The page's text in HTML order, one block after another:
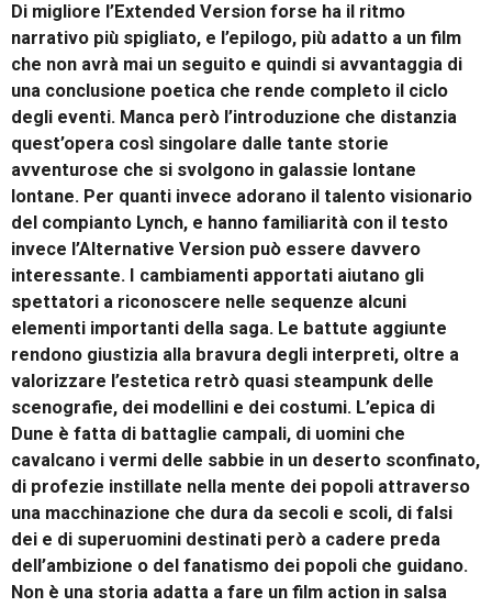
Di migliore l’Extended Version forse ha il ritmo
narrativo più spigliato, e l’epilogo, più adatto a un film
che non avrà mai un seguito e quindi si avvantaggia di
una conclusione poetica che rende completo il ciclo
degli eventi. Manca però l’introduzione che distanzia
quest’opera così singolare dalle tante storie
avventurose che si svolgono in galassie lontane
lontane. Per quanti invece adorano il talento visionario
del compianto Lynch, e hanno familiarità con il testo
invece l’Alternative Version può essere davvero
interessante. I cambiamenti apportati aiutano gli
spettatori a riconoscere nelle sequenze alcuni
elementi importanti della saga. Le battute aggiunte
rendono giustizia alla bravura degli interpreti, oltre a
valorizzare l’estetica retrò quasi steampunk delle
scenografie, dei modellini e dei costumi. L’epica di
Dune è fatta di battaglie campali, di uomini che
cavalcano i vermi delle sabbie in un deserto sconfinato,
di profezie instillate nella mente dei popoli attraverso
una macchinazione che dura da secoli e scoli, di falsi
dei e di superuomini destinati però a cadere preda
dell’ambizione o del fanatismo dei popoli che guidano.
Non è una storia adatta a fare un film action in salsa